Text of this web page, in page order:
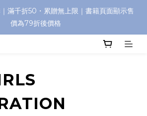
滿千折50・累贈無上限｜書籍頁面顯示售
價為79折後價格